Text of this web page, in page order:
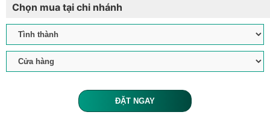
Chọn mua tại chi nhánh
ĐẶT NGAY